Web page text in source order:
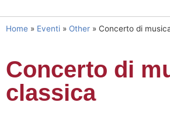
Home » Eventi » Other » Concerto di
Concerto di
classica